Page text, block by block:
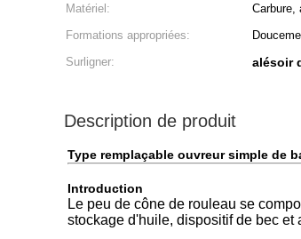
Matériel:
Carbure,
Formations appropriées:
Surligner:
alésoir
Description de produit
Type remplaçable ouvreur simple de
Introduction
Le peu de cône de rouleau se
stockage d'huile, dispositif de bec et